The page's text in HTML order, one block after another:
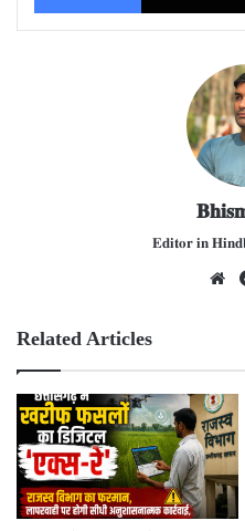
𝐄𝐝𝐢𝐭𝐨𝐫 𝐢𝐧
Related Articles